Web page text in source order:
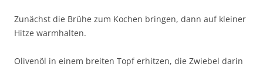
Zunächst die Brühe zum Kochen bringen, dann auf kleiner
Hitze warmhalten.
Olivenöl in einem breiten Topf erhitzen, die Zwiebel darin